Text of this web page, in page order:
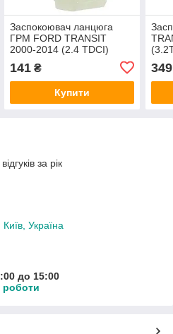
Заспокоювач ланцюга
ГРМ FORD TRANSIT
2000-2014 (2.4 TDCI)
(1112292/YC1Q6M256AB/331405)
CABU
141₴
Купити
349
за рік
Україна
до 15:00
роботи